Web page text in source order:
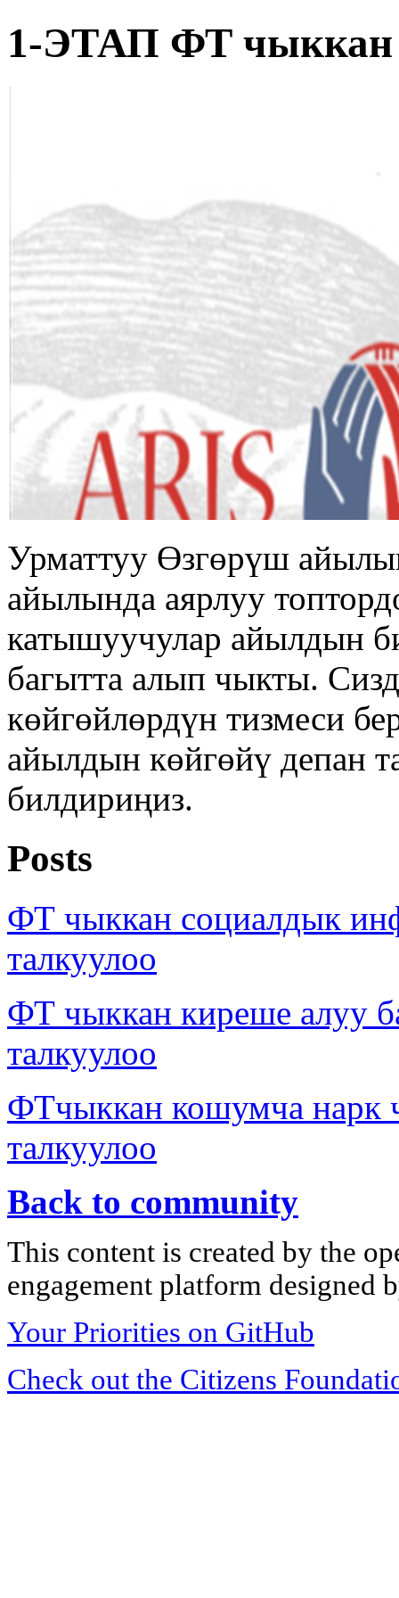
1-ЭТАП ФТ чыккан
Урматтуу Өзгөрүш
айылында аярлуу
катышуучулар айылдын
багытта алып чыкты.
көйгөйлөрдүн тизмеси
айылдын көйгөйү депан
билдириңиз.
Posts
ФТ чыккан социалдык
талкуулоо
ФТ чыккан киреше алуу
талкуулоо
ФТчыккан кошумча нарк
талкуулоо
Back to community
This content is created by the
engagement platform designed
Your Priorities on GitHub
Check out the Citizens